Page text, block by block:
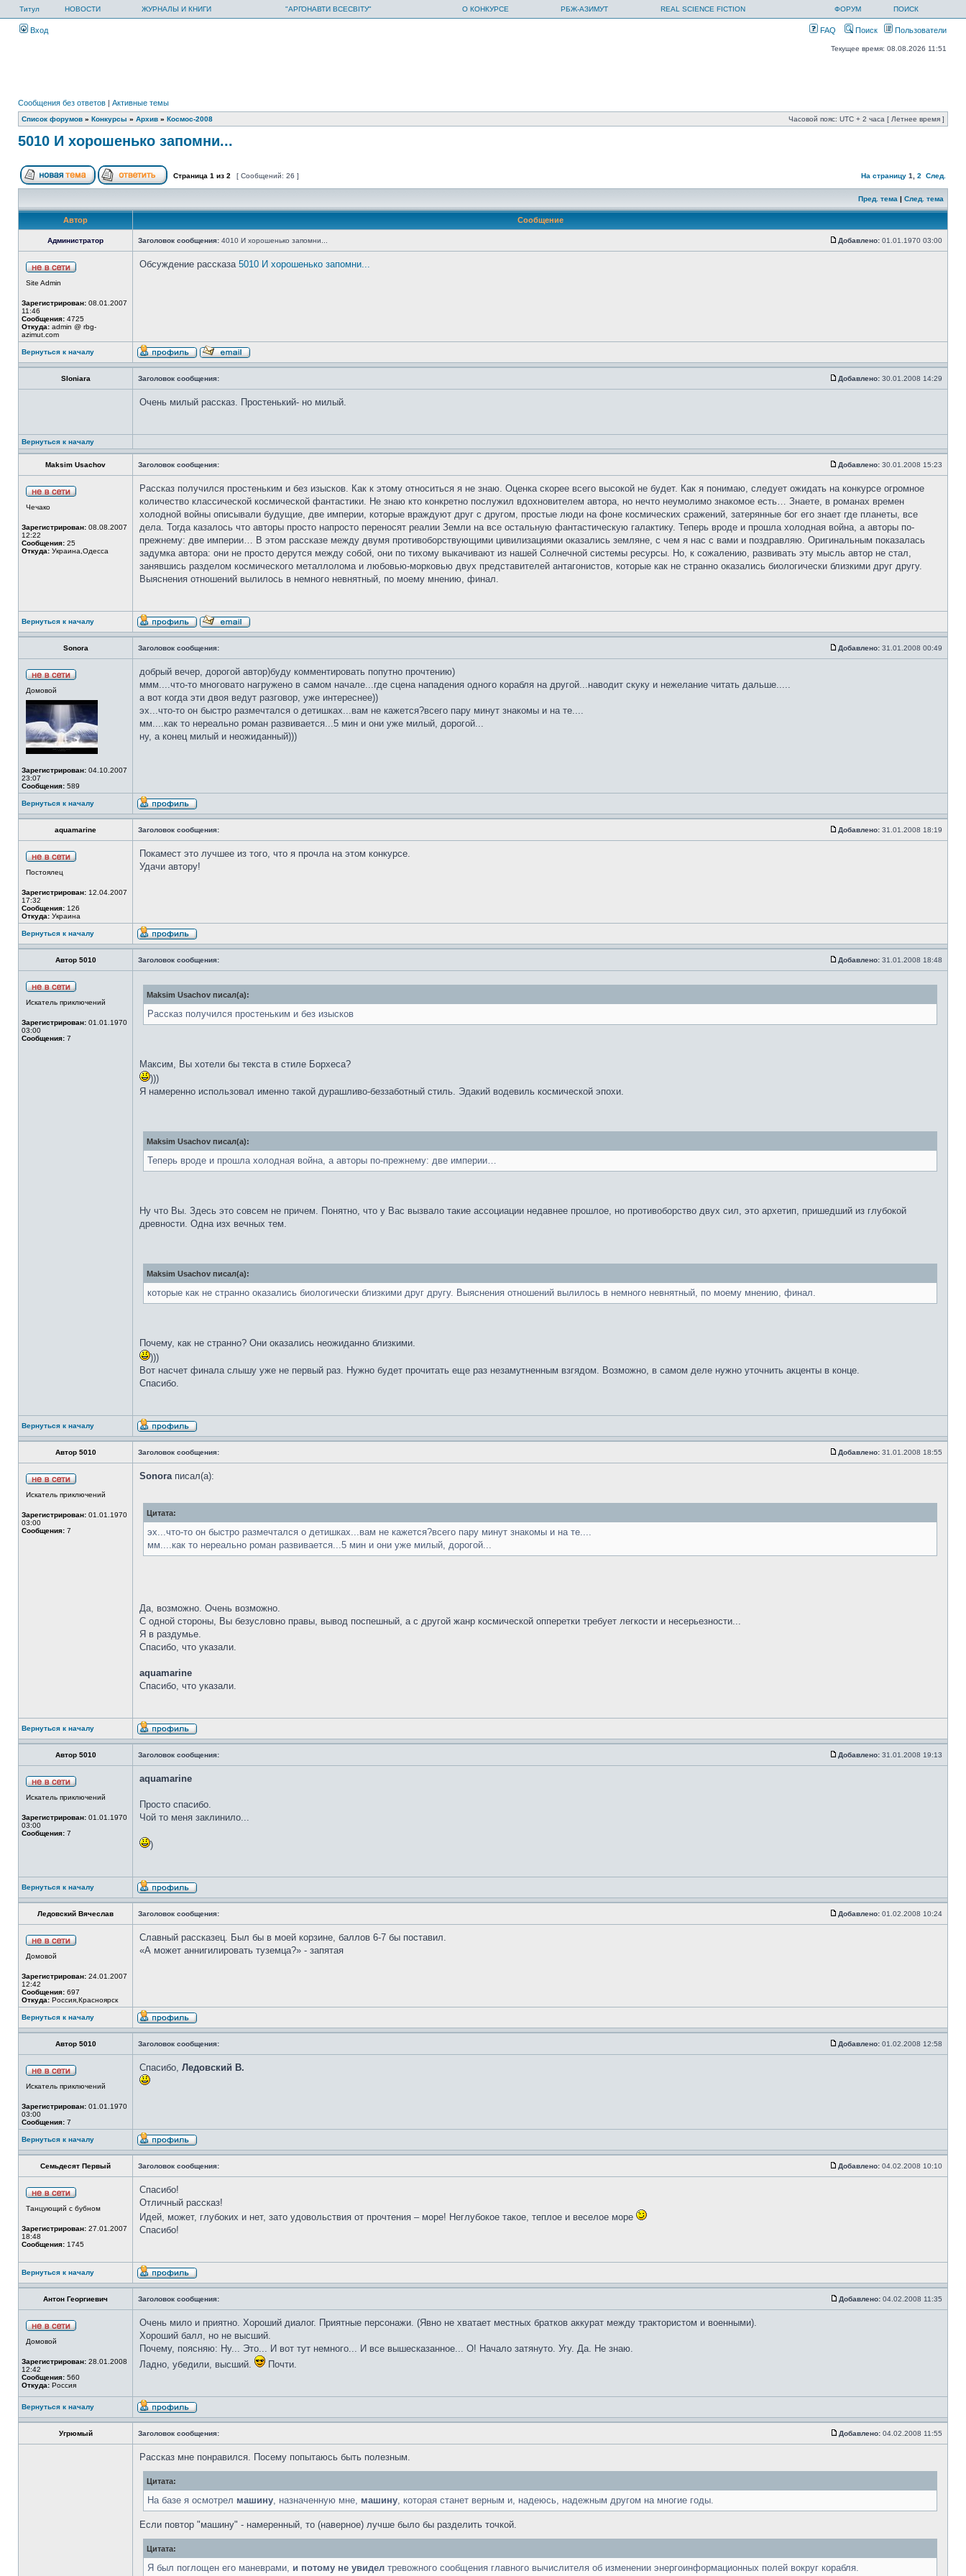
Титул НОВОСТИ ЖУРНАЛЫ И КНИГИ "АРГОНАВТИ ВСЕСВІТУ" О КОНКУРСЕ РБЖ-АЗИМУТ REAL SCIENCE FICTION ФОРУМ ПОИСК
Вход FAQ Поиск Пользователи
Текущее время: 08.08.2026 11:51
Сообщения без ответов | Активные темы
Список форумов » Конкурсы » Архив » Космос-2008 Часовой пояс: UTC + 2 часа [ Летнее время ]
5010 И хорошенько запомни...
Страница 1 из 2 [ Сообщений: 26 ] На страницу 1 2 След.
Пред. тема | След. тема
Автор Сообщение
Администратор Заголовок сообщения: 4010 И хорошенько запомни... Добавлено: 01.01.1970 03:00
Site Admin
Зарегистрирован: 08.01.2007
11:46
Сообщения: 4725
Откуда: admin @ rbg-
azimut.com
Обсуждение рассказа 5010 И хорошенько запомни...
Вернуться к началу
Sloniara Заголовок сообщения: Добавлено: 30.01.2008 14:29
Очень милый рассказ. Простенький- но милый.
Вернуться к началу
Maksim Usachov Заголовок сообщения: Добавлено: 30.01.2008 15:23
Чечако
Зарегистрирован: 08.08.2007
12:22
Сообщения: 25
Откуда: Украина,Одесса
Рассказ получился простеньким и без изысков. Как к этому относиться я не знаю. Оценка скорее всего высокой не будет. Как я понимаю, следует ожидать на конкурсе огромное
количество классической космической фантастики. Не знаю кто конкретно послужил вдохновителем автора, но нечто неумолимо знакомое есть… Знаете, в романах времен
холодной войны описывали будущие, две империи, которые враждуют друг с другом, простые люди на фоне космических сражений, затерянные бог его знает где планеты, все
дела. Тогда казалось что авторы просто напросто переносят реалии Земли на все остальную фантастическую галактику. Теперь вроде и прошла холодная война, а авторы по-
прежнему: две империи… В этом рассказе между двумя противоборствующими цивилизациями оказались земляне, с чем я нас с вами и поздравляю. Оригинальным показалась
задумка автора: они не просто дерутся между собой, они по тихому выкачивают из нашей Солнечной системы ресурсы. Но, к сожалению, развивать эту мысль автор не стал,
занявшись разделом космического металлолома и любовью-морковью двух представителей антагонистов, которые как не странно оказались биологически близкими друг другу.
Выяснения отношений вылилось в немного невнятный, по моему мнению, финал.
Вернуться к началу
Sonora Заголовок сообщения: Добавлено: 31.01.2008 00:49
Домовой
Зарегистрирован: 04.10.2007
23:07
Сообщения: 589
добрый вечер, дорогой автор)буду комментировать попутно прочтению)
ммм....что-то многовато нагружено в самом начале...где сцена нападения одного корабля на другой...наводит скуку и нежелание читать дальше.....
а вот когда эти двоя ведут разговор, уже интереснее))
эх...что-то он быстро размечтался о детишках...вам не кажется?всего пару минут знакомы и на те....
мм....как то нереально роман развивается...5 мин и они уже милый, дорогой...
ну, а конец милый и неожиданный)))
Вернуться к началу
aquamarine Заголовок сообщения: Добавлено: 31.01.2008 18:19
Постоялец
Зарегистрирован: 12.04.2007
17:32
Сообщения: 126
Откуда: Украина
Покамест это лучшее из того, что я прочла на этом конкурсе.
Удачи автору!
Вернуться к началу
Автор 5010 Заголовок сообщения: Добавлено: 31.01.2008 18:48
Искатель приключений
Зарегистрирован: 01.01.1970
03:00
Сообщения: 7
Maksim Usachov писал(а):
Рассказ получился простеньким и без изысков
Максим, Вы хотели бы текста в стиле Борхеса?
)))
Я намеренно использовал именно такой дурашливо-беззаботный стиль. Эдакий водевиль космической эпохи.
Maksim Usachov писал(а):
Теперь вроде и прошла холодная война, а авторы по-прежнему: две империи…
Ну что Вы. Здесь это совсем не причем. Понятно, что у Вас вызвало такие ассоциации недавнее прошлое, но противоборство двух сил, это архетип, пришедший из глубокой
древности. Одна изх вечных тем.
Maksim Usachov писал(а):
которые как не странно оказались биологически близкими друг другу. Выяснения отношений вылилось в немного невнятный, по моему мнению, финал.
Почему, как не странно? Они оказались неожиданно близкими.
)))
Вот насчет финала слышу уже не первый раз. Нужно будет прочитать еще раз незамутненным взгядом. Возможно, в самом деле нужно уточнить акценты в конце.
Спасибо.
Вернуться к началу
Автор 5010 Заголовок сообщения: Добавлено: 31.01.2008 18:55
Искатель приключений
Зарегистрирован: 01.01.1970
03:00
Сообщения: 7
Sonoraписал(а):
Цитата:
эх...что-то он быстро размечтался о детишках...вам не кажется?всего пару минут знакомы и на те....
мм....как то нереально роман развивается...5 мин и они уже милый, дорогой...
Да, возможно. Очень возможно.
С одной стороны, Вы безусловно правы, вывод поспешный, а с другой жанр космической опперетки требует легкости и несерьезности...
Я в раздумье.
Спасибо, что указали.
aquamarine
Спасибо, что указали.
Вернуться к началу
Автор 5010 Заголовок сообщения: Добавлено: 31.01.2008 19:13
Искатель приключений
Зарегистрирован: 01.01.1970
03:00
Сообщения: 7
aquamarine
Просто спасибо.
Чой то меня заклинило...
)
Вернуться к началу
Ледовский Вячеслав Заголовок сообщения: Добавлено: 01.02.2008 10:24
Домовой
Зарегистрирован: 24.01.2007
12:42
Сообщения: 697
Откуда: Россия,Красноярск
Славный рассказец. Был бы в моей корзине, баллов 6-7 бы поставил.
«А может аннигилировать туземца?» - запятая
Вернуться к началу
Автор 5010 Заголовок сообщения: Добавлено: 01.02.2008 12:58
Искатель приключений
Зарегистрирован: 01.01.1970
03:00
Сообщения: 7
Спасибо, Ледовский В.
Вернуться к началу
Семьдесят Первый Заголовок сообщения: Добавлено: 04.02.2008 10:10
Танцующий с бубном
Зарегистрирован: 27.01.2007
18:48
Сообщения: 1745
Спасибо!
Отличный рассказ!
Идей, может, глубоких и нет, зато удовольствия от прочтения – море! Неглубокое такое, теплое и веселое море
Спасибо!
Вернуться к началу
Антон Георгиевич Заголовок сообщения: Добавлено: 04.02.2008 11:35
Домовой
Зарегистрирован: 28.01.2008
12:42
Сообщения: 560
Откуда: Россия
Очень мило и приятно. Хороший диалог. Приятные персонажи. (Явно не хватает местных братков аккурат между трактористом и военными).
Хороший балл, но не высший.
Почему, поясняю: Ну... Это... И вот тут немного... И все вышесказанное... О! Начало затянуто. Угу. Да. Не знаю.
Ладно, убедили, высший.
Почти.
Вернуться к началу
Угрюмый Заголовок сообщения: Добавлено: 04.02.2008 11:55
Рассказ мне понравился. Посему попытаюсь быть полезным.
Цитата:
На базе я осмотрел машину, назначенную мне, машину, которая станет верным и, надеюсь, надежным другом на многие годы.
Если повтор "машину" - намеренный, то (наверное) лучше было бы разделить точкой.
Цитата:
Я был поглощен его маневрами, и потому не увидел тревожного сообщения главного вычислителя об изменении энергоинформационных полей вокруг корабля.